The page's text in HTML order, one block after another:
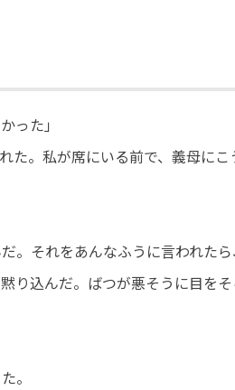
った」
。私が席にいる前で、義母にこ
。それをあんなふうに言われたら
り込んだ。ばつが悪そうに目を
。